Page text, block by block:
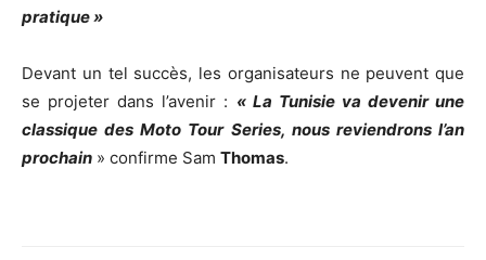
pratique »
Devant un tel succès, les organisateurs ne peuvent que
se projeter dans l’avenir : « La Tunisie va devenir une
classique des Moto Tour Series, nous reviendrons l’an
prochain » confirme Sam Thomas.